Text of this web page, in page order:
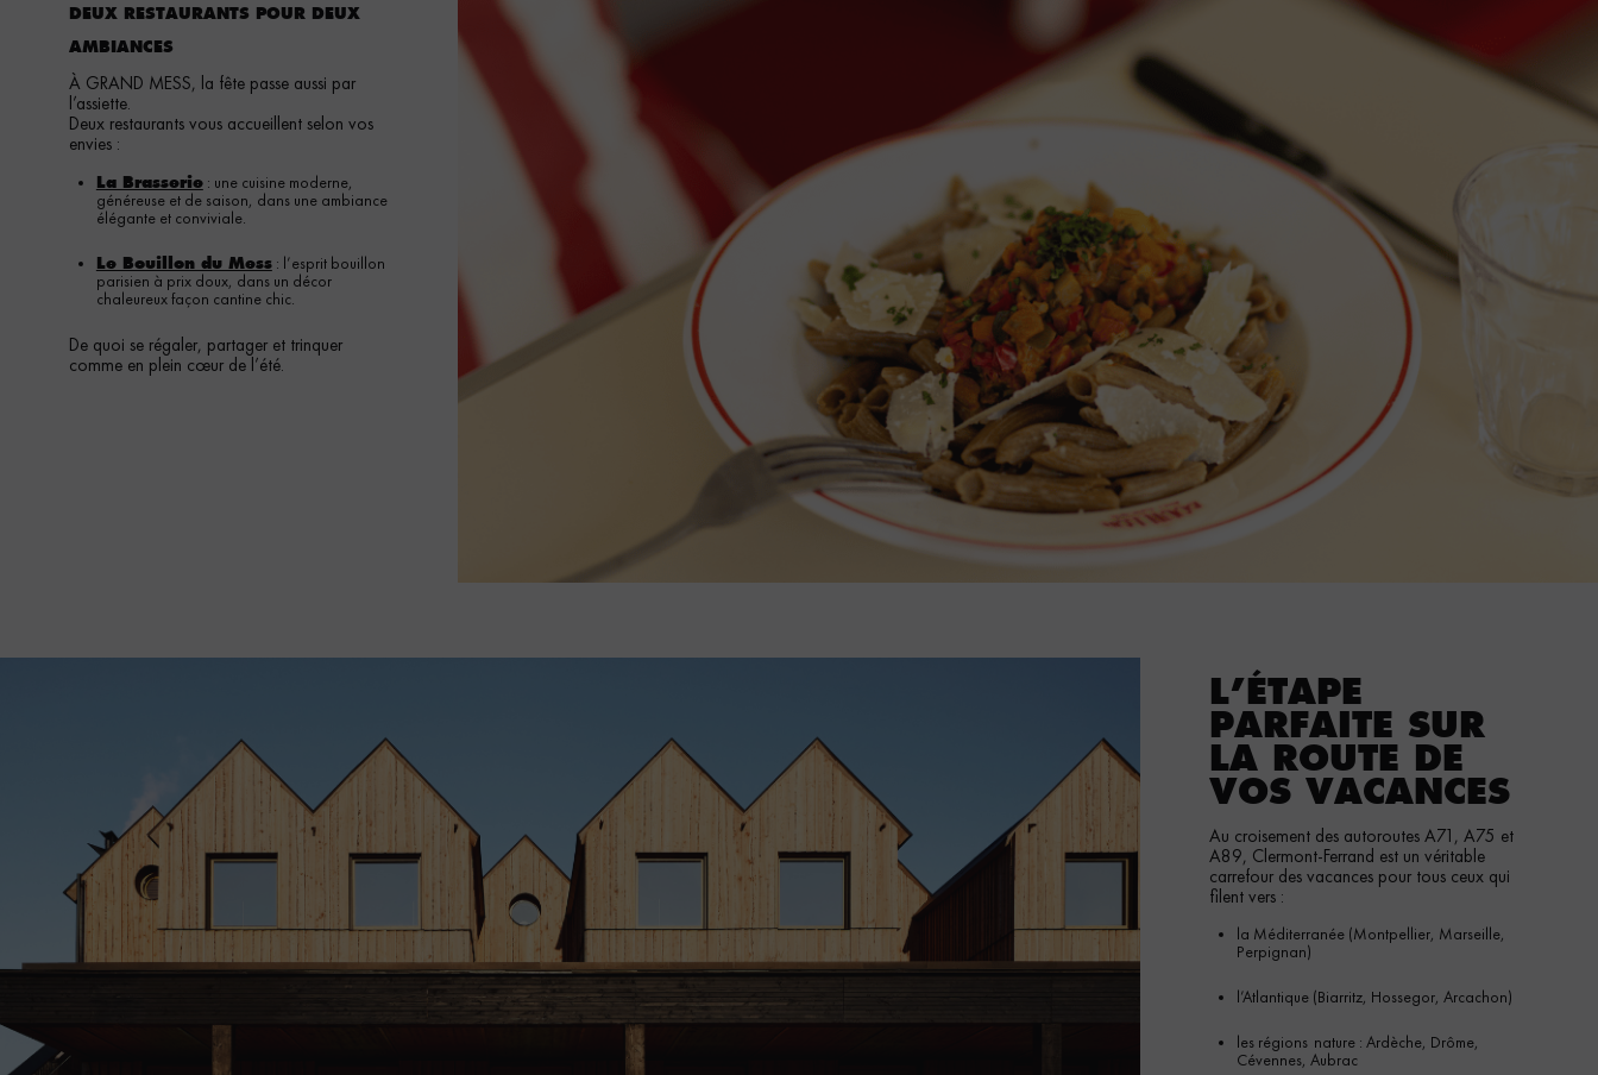
DEUX RESTAURANTS POUR DEUX
AMBIANCES
À GRAND MESS, la fête passe aussi par
l’assiette.
Deux restaurants vous accueillent selon vos
envies :
La Brasserie: une cuisine moderne,
généreuse et de saison, dans une ambiance
élégante et conviviale.
Le Bouillon du Mess: l’esprit bouillon
parisien à prix doux, dans un décor
chaleureux façon cantine chic.
De quoi se régaler, partager et trinquer
comme en plein cœur de l’été.
L’ÉTAPE
PARFAITE SUR
LA ROUTE DE
VOS VACANCES
Au croisement des autoroutes A71, A75 et
A89, Clermont-Ferrand est un véritable
carrefour des vacances pour tous ceux qui
filent vers :
la Méditerranée (Montpellier, Marseille,
Perpignan)
l’Atlantique (Biarritz, Hossegor, Arcachon)
les régions nature : Ardèche, Drôme,
Cévennes, Aubrac